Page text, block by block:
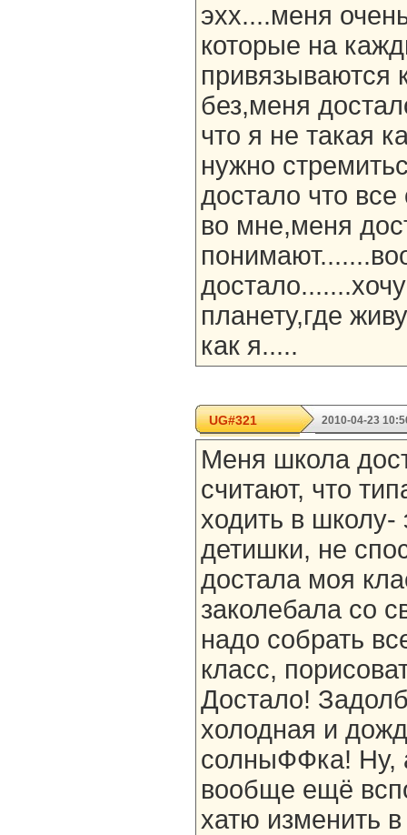
эхх....меня
которые на
привязываются
без,меня
что я не такая
нужно
достало что
во мне,меня
планету,где
как я.....
UG#321 2010-04-23
Меня школа
считают, что
ходить в
детишки, не
достала моя
заколебала со
надо собрать
класс,
Достало!
холодная и
солныФФка! Ну,
вообще ещё
хатю изменить